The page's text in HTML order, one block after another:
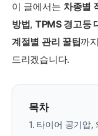
이 글에서는 차종별
방법, TPMS 경고등
계절별 관리 꿀팁까
드리겠습니다.
목차
1. 타이어 공기압,